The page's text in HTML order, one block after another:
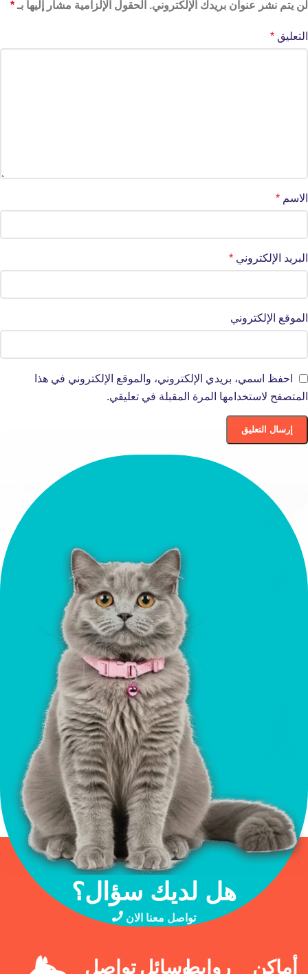
لن يتم نشر عنوان بريدك الإلكتروني. الحقول الإلزامية مشار إليها بـ *
التعليق *
الاسم *
البريد الإلكتروني *
الموقع الإلكتروني
احفظ اسمي، بريدي الإلكتروني، والموقع الإلكتروني في هذا
المتصفح لاستخدامها المرة المقبلة في تعليقي.
هل لديك سؤال؟
تواصل معنا الان
أماكن روابطوسائل تواصل